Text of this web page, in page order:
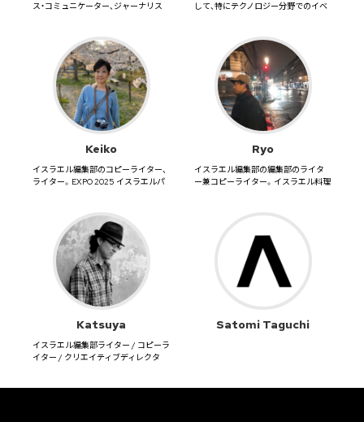
ス・コミュニケーター、ジャーナリス
して、特にテクノロジー分野でのイベ
Keiko
イスラエル編集部のコピーライター、
ライター。EXPO 2025 イスラエルパ
Ryo
イスラエル編集部の編集部のライタ
ー兼コピーライター。イスラエル料理
Katsuya
イスラエル編集部ライター / コピーラ
イター / クリエイティブディレクタ
Satomi Taguchi